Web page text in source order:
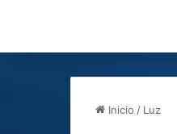
Inicio / Luz